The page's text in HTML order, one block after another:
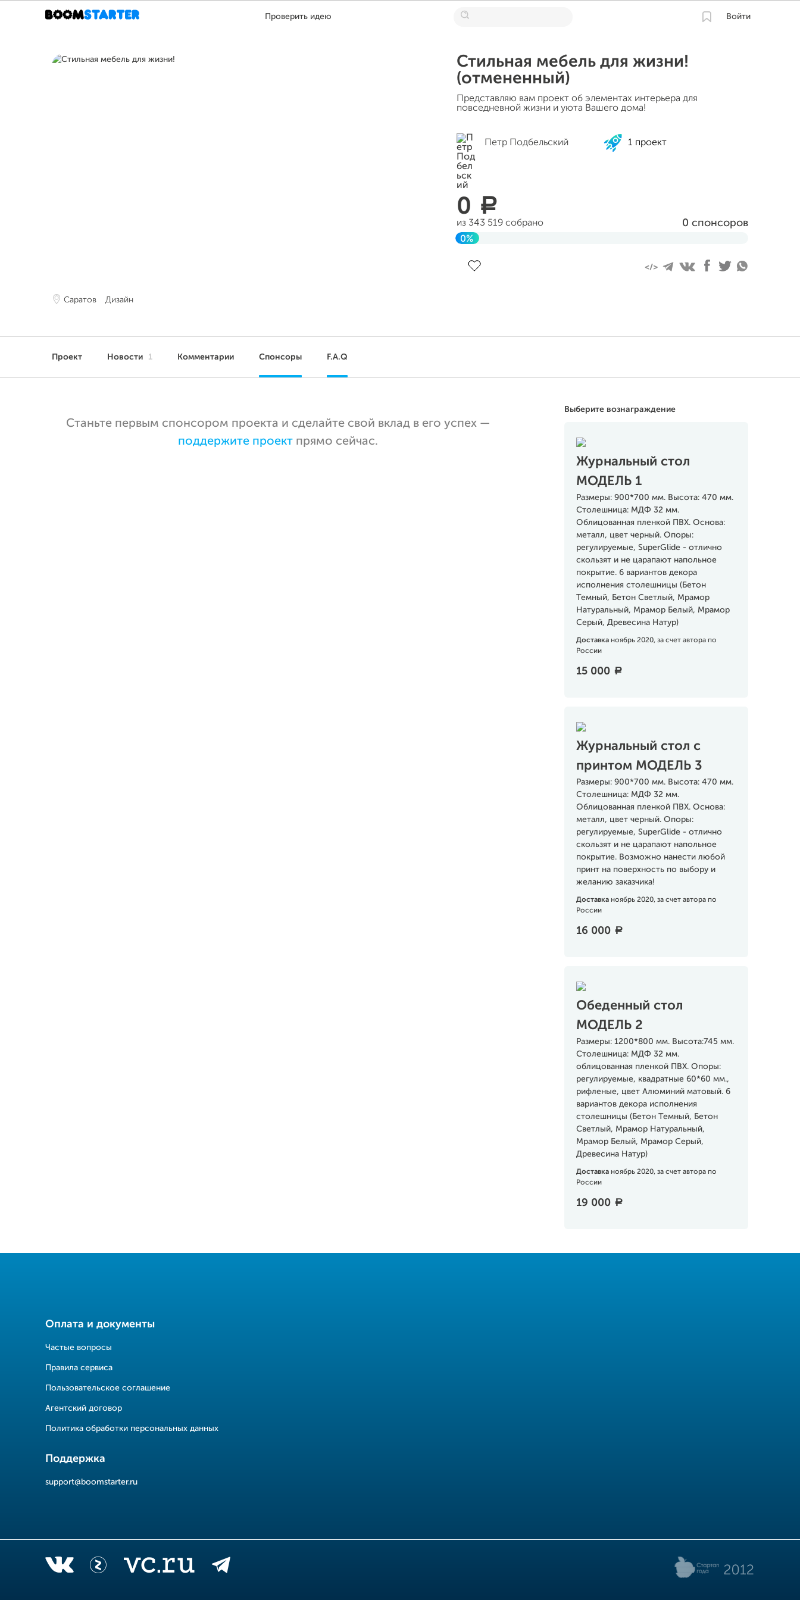
Проверить идею Войти
Саратов Дизайн
Стильная мебель для жизни!
(отмененный)
Представляю вам проект об элементах интерьера для
повседневной жизни и уюта Вашего дома!
Петр Подбельский 1 проект
0 a
из 343 519 собрано 0 спонсоров
0%
Проект Новости 1 Комментарии Спонсоры F.A.Q
Выберите вознаграждение
Журнальный стол
МОДЕЛЬ 1
Размеры: 900*700 мм. Высота: 470 мм.
Столешница: МДФ 32 мм.
Облицованная пленкой ПВХ. Основа:
металл, цвет черный. Опоры:
регулируемые, SuperGlide - отлично
скользят и не царапают напольное
покрытие. 6 вариантов декора
исполнения столешницы (Бетон
Темный, Бетон Светлый, Мрамор
Натуральный, Мрамор Белый, Мрамор
Серый, Древесина Натур)
Доставка ноябрь 2020, за счет автора по
России
15 000 a
Журнальный стол с
принтом МОДЕЛЬ 3
Размеры: 900*700 мм. Высота: 470 мм.
Столешница: МДФ 32 мм.
Облицованная пленкой ПВХ. Основа:
металл, цвет черный. Опоры:
регулируемые, SuperGlide - отлично
скользят и не царапают напольное
покрытие. Возможно нанести любой
принт на поверхность по выбору и
желанию заказчика!
Доставка ноябрь 2020, за счет автора по
России
16 000 a
Обеденный стол
МОДЕЛЬ 2
Размеры: 1200*800 мм. Высота:745 мм.
Столешница: МДФ 32 мм.
облицованная пленкой ПВХ. Опоры:
регулируемые, квадратные 60*60 мм.,
рифленые, цвет Алюминий матовый. 6
вариантов декора исполнения
столешницы (Бетон Темный, Бетон
Светлый, Мрамор Натуральный,
Мрамор Белый, Мрамор Серый,
Древесина Натур)
Доставка ноябрь 2020, за счет автора по
России
19 000 a
Станьте первым спонсором проекта и сделайте свой вклад в его успех —
поддержите проект прямо сейчас.
Оплата и документы
Частые вопросы
Правила сервиса
Пользовательское соглашение
Агентский договор
Политика обработки персональных данных
Поддержка
support@boomstarter.ru